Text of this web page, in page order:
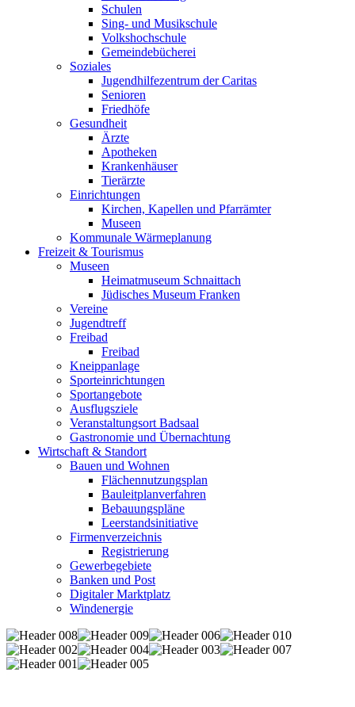
Schulen
Sing- und Musikschule
Volkshochschule
Gemeindebücherei
Soziales
Jugendhilfezentrum der Caritas
Senioren
Friedhöfe
Gesundheit
Ärzte
Apotheken
Krankenhäuser
Tierärzte
Einrichtungen
Kirchen, Kapellen und Pfarrämter
Museen
Kommunale Wärmeplanung
Freizeit & Tourismus
Museen
Heimatmuseum Schnaittach
Jüdisches Museum Franken
Vereine
Jugendtreff
Freibad
Freibad
Kneippanlage
Sporteinrichtungen
Sportangebote
Ausflugsziele
Veranstaltungsort Badsaal
Gastronomie und Übernachtung
Wirtschaft & Standort
Bauen und Wohnen
Flächennutzungsplan
Bauleitplanverfahren
Bebauungspläne
Leerstandsinitiative
Firmenverzeichnis
Registrierung
Gewerbegebiete
Banken und Post
Digitaler Marktplatz
Windenergie